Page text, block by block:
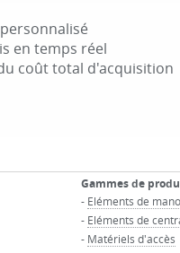
en temps réel
coût total d'acquisition
Gammes de
- Eléments de
- Eléments de
- Matériels d'accès